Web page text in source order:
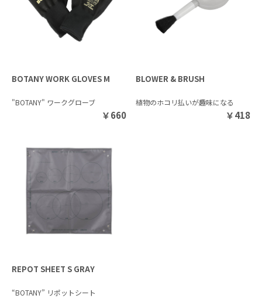
BOTANY WORK GLOVES M
"BOTANY" ワークグローブ
￥660
BLOWER & BRUSH
植物のホコリ払いが趣味になる
￥418
REPOT SHEET S GRAY
“BOTANY” リポットシート